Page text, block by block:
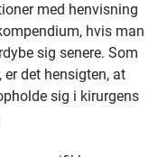
med henvisning
hvis man
sig senere. Som
er det hensigten, at
sig i kirurgens